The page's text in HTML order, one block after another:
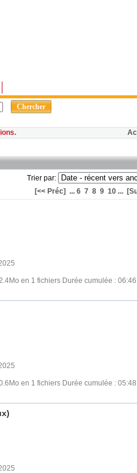
.
Trier par:
[<< Préc] ... 6 7 8 9 10 ...
en 1 fichiers Durée cumulée :
en 1 fichiers Durée cumulée :